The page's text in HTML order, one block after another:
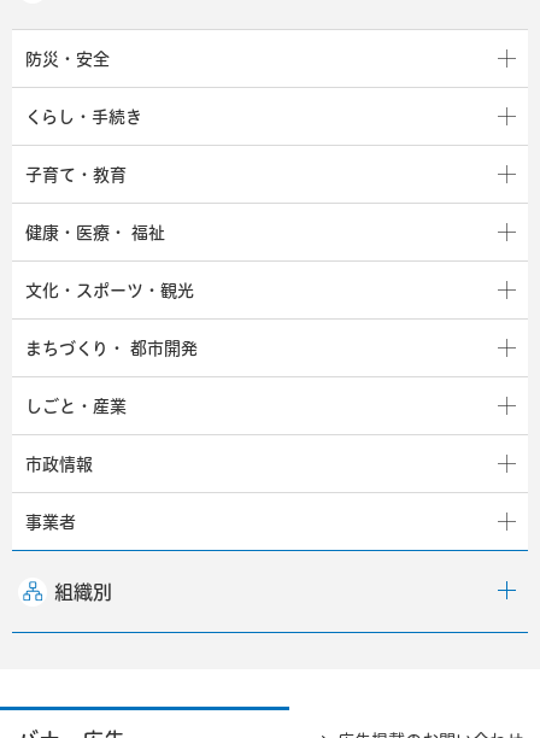
防災・安全
くらし・手続き
子育て・教育
健康・医療・ 福祉
文化・スポーツ・観光
まちづくり・ 都市開発
しごと・産業
市政情報
事業者
組織別